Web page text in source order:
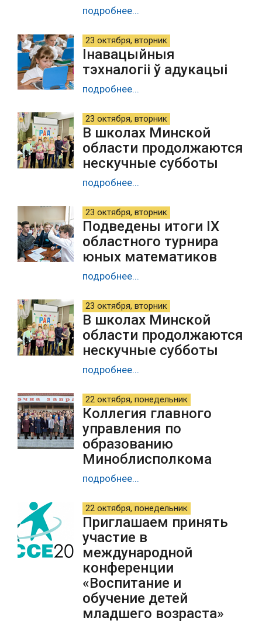
подробнее...
23 октября, вторник
Інавацыйныя
тэхналогіі ў адукацыі
подробнее...
23 октября, вторник
В школах Минской
области продолжаются
нескучные субботы
подробнее...
23 октября, вторник
Подведены итоги IX
областного турнира
юных математиков
подробнее...
23 октября, вторник
В школах Минской
области продолжаются
нескучные субботы
подробнее...
22 октября, понедельник
Коллегия главного
управления по
образованию
Миноблисполкома
подробнее...
22 октября, понедельник
Приглашаем принять
участие в
международной
конференции
«Воспитание и
обучение детей
младшего возраста»